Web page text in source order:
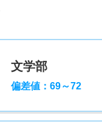
文学部
偏差値：69～72